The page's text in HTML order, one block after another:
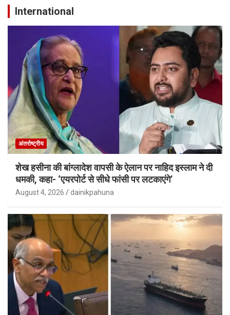
International
अंतर्राष्ट्रीय
शेख हसीना की बांग्लादेश वापसी के ऐलान पर नाहिद इस्लाम ने दी
धमकी, कहा- ‘एयरपोर्ट से सीधे फांसी पर लटकाएंगे’
August 4, 2026 dainikpahuna